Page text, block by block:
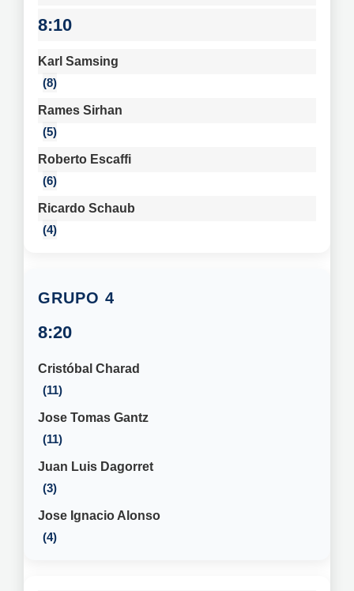
8:10
Karl Samsing
8
Rames Sirhan
5
Roberto Escaffi
6
Ricardo Schaub
4
4
8:20
Cristóbal Charad
11
Jose Tomas Gantz
11
Juan Luis Dagorret
3
Jose Ignacio Alonso
4